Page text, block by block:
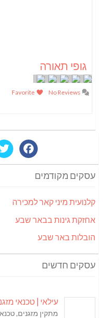
גופי תאורה
עסקים מקודמים
קלנועית מיני קאר למכירה
אחזקת גינות בבאר שבע
הובלות באר שבע
עסקים חדשים
עילאי | טכנאי
מתקין מזגנים,